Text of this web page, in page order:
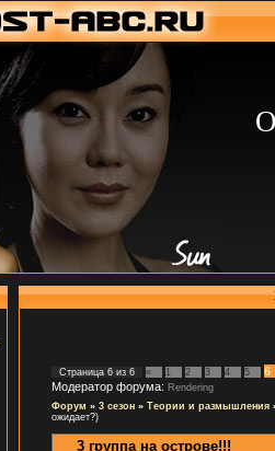
Страница 6 из 6 « 1 2 3 4 5
6
Модератор форума: Rendering
Форум » 3 сезон » Теории и размышления
ожидает?)
3 группа на острове!!!